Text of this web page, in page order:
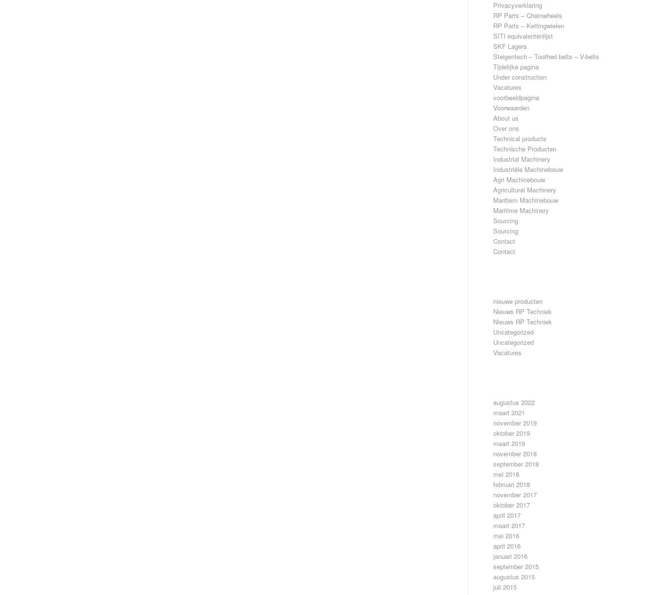
Privacyverklaring
RP Parts – Chainwheels
RP Parts – Kettingwielen
SITI equivalentenlijst
SKF Lagers
Steigentech – Toothed belts – V-belts
Tijdelijke pagina
Under construction
Vacatures
voorbeeldpagina
Voorwaarden
About us
Over ons
Technical products
Technische Producten
Industrial Machinery
Industriële Machinebouw
Agri Machinebouw
Agricultural Machinery
Maritiem Machinebouw
Maritime Machinery
Sourcing
Sourcing
Contact
Contact
nieuwe producten
Nieuws RP Techniek
Nieuws RP Techniek
Uncategorized
Uncategorized
Vacatures
augustus 2022
maart 2021
november 2019
oktober 2019
maart 2019
november 2018
september 2018
mei 2018
februari 2018
november 2017
oktober 2017
april 2017
maart 2017
mei 2016
april 2016
januari 2016
september 2015
augustus 2015
juli 2015